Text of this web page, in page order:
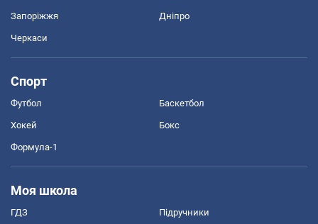
Запоріжжя Дніпро
Черкаси
Спорт
Футбол Баскетбол
Хокей Бокс
Формула-1
Моя школа
ГДЗ Підручники